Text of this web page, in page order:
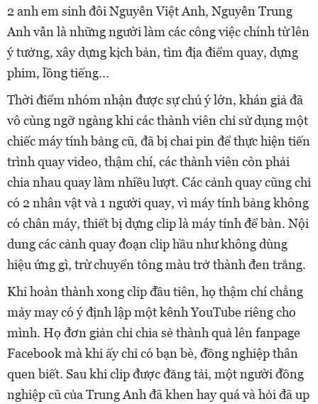
2 anh em sinh đôi Nguyễn Việt Anh, Nguyễn Trung
Anh vẫn là những người làm các công việc chính từ lên
ý tưởng, xây dựng kịch bản, tìm địa điểm quay, dựng
phim, lồng tiếng...
Thời điểm nhóm nhận được sự chú ý lớn, khán giả đã
vô cùng ngỡ ngàng khi các thành viên chỉ sử dụng một
chiếc máy tính bảng cũ, đã bị chai pin để thực hiện tiến
trình quay video, thậm chí, các thành viên còn phải
chia nhau quay làm nhiều lượt. Các cảnh quay cũng chỉ
có 2 nhân vật và 1 người quay, vì máy tính bảng không
có chân máy, thiết bị dựng clip là máy tính để bàn. Nội
dung các cảnh quay đoạn clip hầu như không dùng
hiệu ứng gì, trừ chuyển tông màu trở thành đen trắng.
Khi hoàn thành xong clip đầu tiên, họ thậm chí chẳng
mảy may có ý định lập một kênh YouTube riêng cho
mình. Họ đơn giản chỉ chia sẻ thành quả lên fanpage
Facebook mà khi ấy chỉ có bạn bè, đồng nghiệp thân
quen biết. Sau khi clip được đăng tải, một người đồng
nghiệp cũ của Trung Anh đã khen hay quá và hỏi đã up